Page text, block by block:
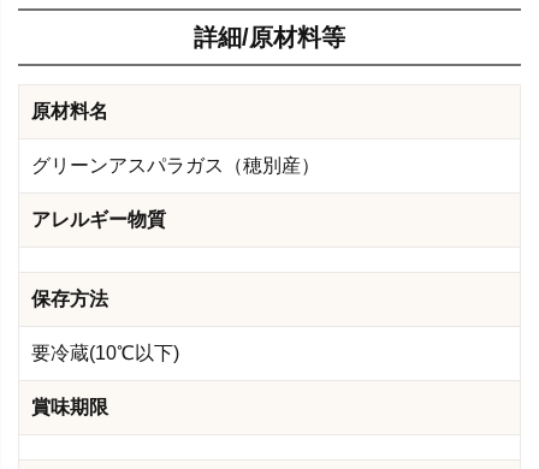
詳細/原材料等
原材料名
グリーンアスパラガス（穂別産）
アレルギー物質
保存方法
要冷蔵(10℃以下)
賞味期限